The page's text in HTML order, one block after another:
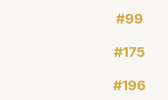
#99
#175
#196